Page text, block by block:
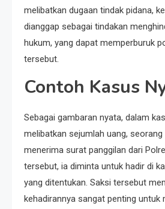
melibatkan dugaan tindak pidana,
dianggap sebagai tindakan
hukum, yang dapat memperburuk
tersebut.
Contoh Kasus
Sebagai gambaran nyata, dalam
melibatkan sejumlah uang,
menerima surat panggilan dari
tersebut, ia diminta untuk hadir di
yang ditentukan. Saksi tersebut
kehadirannya sangat penting untuk